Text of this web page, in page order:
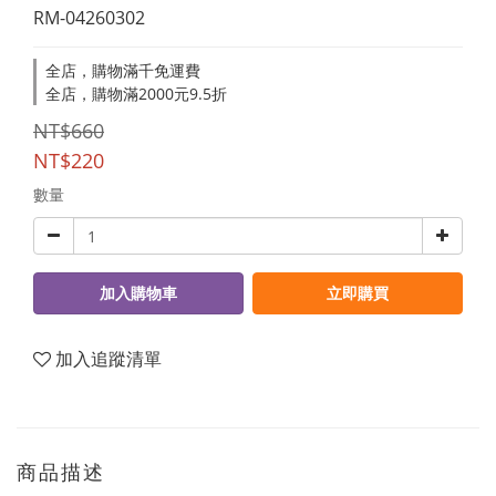
RM-04260302
全店，購物滿千免運費
全店，購物滿2000元9.5折
NT$660
NT$220
數量
加入購物車 立即購買
加入追蹤清單
商品描述